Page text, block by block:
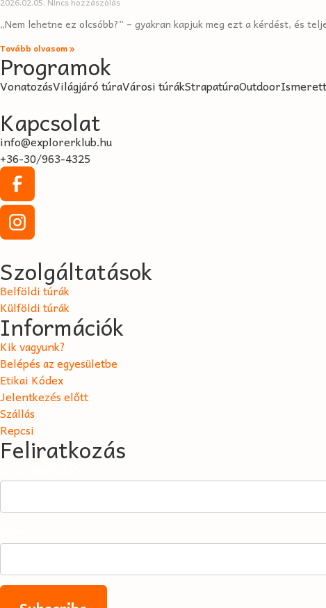
„Nem lehetne ez olcsóbb?” – gyakran kapjuk meg ezt a kérdést, és
Tovább olvasom »
Programok
VonatozásVilágjáró túraVárosi túrákStrapatúraOutdoor
Kapcsolat
info@explorerklub.hu
+36-30/963-4325
Szolgáltatások
Belföldi túrák
Külföldi túrák
Információk
Kik vagyunk?
Belépés az egyesületbe
Etikai Kódex
Jelentkezés előtt
Szállás
Repcsi
Feliratkozás